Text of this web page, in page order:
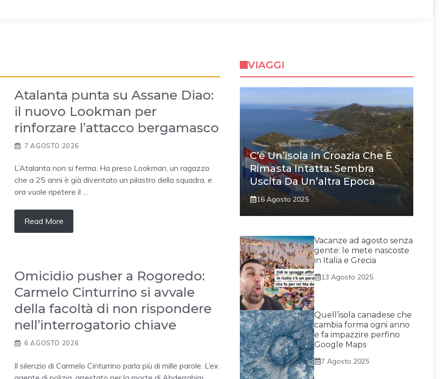
Atalanta punta su Assane Diao:
il nuovo Lookman per
rinforzare l’attacco bergamasco
7 AGOSTO 2026
L’Atalanta non si ferma. Ha preso Lookman, un ragazzo
che a 25 anni è già diventato un pilastro della squadra, e
ora vuole ripetere il …
Read More
Omicidio pusher a Rogoredo:
Carmelo Cinturrino si avvale
della facoltà di non rispondere
nell’interrogatorio chiave
6 AGOSTO 2026
Il silenzio di Carmelo Cinturrino parla più di mille parole. L’ex
VIAGGI
C’è Un’isola In Croazia Che È
Rimasta Intatta: Sembra
Uscita Da Un’altra Epoca
16 Agosto 2025
Vacanze ad agosto senza
gente: le mete nascoste
in Italia e Grecia
13 Agosto 2025
Quell’isola canadese che
cambia forma ogni anno
e fa impazzire perfino
Google Maps
7 Agosto 2025